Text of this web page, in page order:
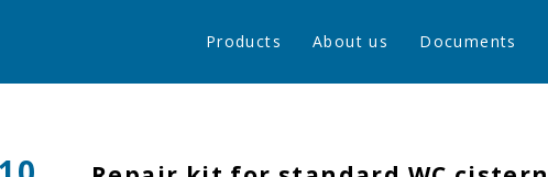
Products About us Documents